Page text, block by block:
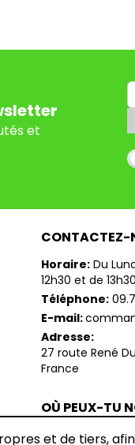
et
CONTACTEZ-
Horaire: Du
12h30 et de
Téléphone:
E-mail:
Adresse:
27 route René
France
OÙ PEUX-TU
et de tiers,